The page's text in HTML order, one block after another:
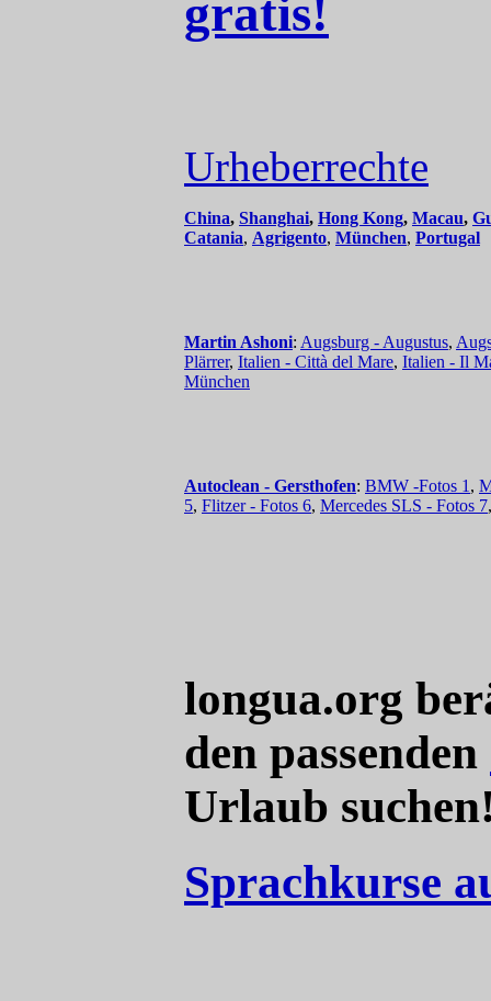
gratis!
Urheberrechte
China, Shanghai, Hong Kong, Macau,
Catania, Agrigento, München, Portugal
Martin Ashoni: Augsburg - Augustus,
Plärrer, Italien - Città del Mare, Italien - Il
München
Autoclean - Gersthofen: BMW -Fotos 1 ,
5, Flitzer - Fotos 6, Mercedes SLS - Fotos 7
longua.org
den passenden
Urlaub
Sprachkurse